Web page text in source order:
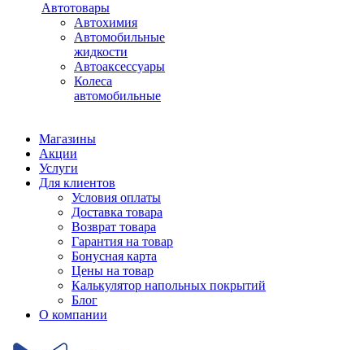
Автотовары
Автохимия
Автомобильные
жидкости
Автоаксессуары
Колеса
автомобильные
Магазины
Акции
Услуги
Для клиентов
Условия оплаты
Доставка товара
Возврат товара
Гарантия на товар
Бонусная карта
Цены на товар
Калькулятор напольных покрытий
Блог
О компании